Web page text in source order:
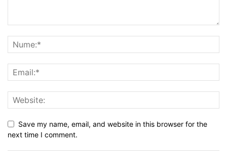
Save my name, email, and website in this browser for the
next time I comment.